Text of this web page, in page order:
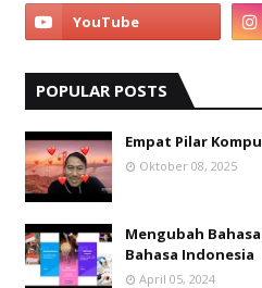
POPULAR POSTS
Empat Pilar
Oktober 08, 2025
Mengubah
Bahasa Indonesia
April 05, 2024